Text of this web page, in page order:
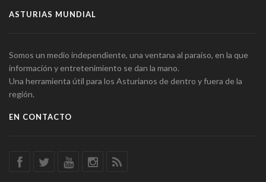
ASTURIAS MUNDIAL
Somos un medio independiente, una ventana al paraíso, en la que
información y entretenimiento se dan la mano.
Una herramienta útil para los Asturianos de dentro y fuera de la
región.
EN CONTACTO